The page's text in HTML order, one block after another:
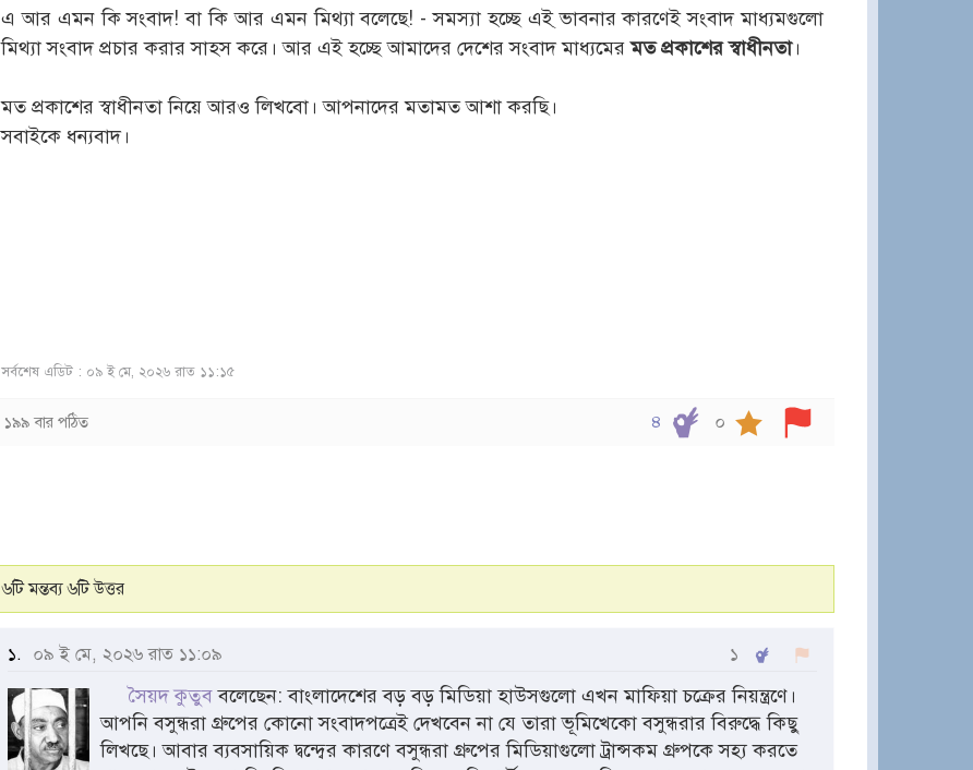
এ আর এমন কি সংবাদ! বা কি আর এমন মিথ্যা বলেছে! - সমস্যা হচ্ছে এই্ ভাবনার কারণেই সংবাদ মাধ্যমগুলো
মিথ্যা সংবাদ প্রচার করার সাহস করে। আর এই হচ্ছে আমাদের দেশের সংবাদ মাধ্যমেরমত প্রকাশের স্বাধীনতা।
মত প্রকাশের স্বাধীনতা নিয়ে আরও লিখবো। আপনাদের মতামত আশা করছি।
সবাইকে ধন্যবাদ।
সর্বশেষ এডিট : ০৯ ই মে, ২০২৬ রাত ১১:১৫
১৯৯ বার পঠিত ০
৪
৬টি মন্তব্য ৬টি উত্তর
১. ০৯ ই মে, ২০২৬ রাত ১১:০৯ ১
সৈয়দ কুতুববলেছেন: বাংলাদেশের বড় বড় মিডিয়া হাউসগুলো এখন মাফিয়া চক্রের নিয়ন্ত্রণে।
আপনি বসুন্ধরা গ্রুপের কোনো সংবাদপত্রেই দেখবেন না যে তারা ভূমিখেকো বসুন্ধরার বিরুদ্ধে কিছু
লিখছে। আবার ব্যবসায়িক দ্বন্দ্বের কারণে বসুন্ধরা গ্রুপের মিডিয়াগুলো ট্রান্সকম গ্রুপকে সহ্য করতে